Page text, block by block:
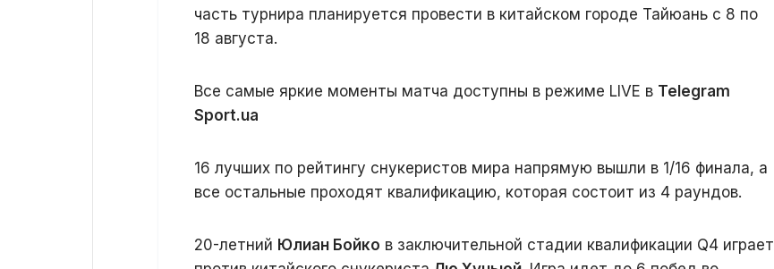
часть турнира планируется провести в китайском городе Тайюань с 8 по
18 августа.
Все самые яркие моменты матча доступны в режиме LIVE в Telegram
Sport.ua
16 лучших по рейтингу снукеристов мира напрямую вышли в 1/16 финала, а
все остальные проходят квалификацию, которая состоит из 4 раундов.
20-летний Юлиан Бойко в заключительной стадии квалификации Q4 играет